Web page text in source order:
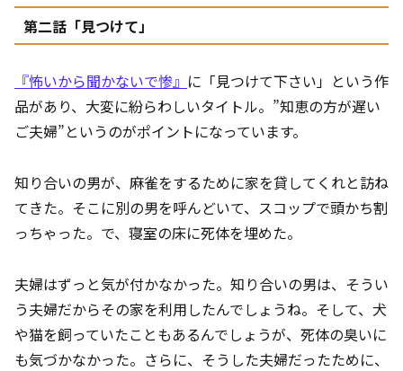
第二話「見つけて」
『怖いから聞かないで惨』 に「見つけて下さい」という作
品があり、大変に紛らわしいタイトル。”知恵の方が遅い
ご夫婦”というのがポイントになっています。
知り合いの男が、麻雀をするために家を貸してくれと訪ね
てきた。そこに別の男を呼んどいて、スコップで頭かち割
っちゃった。で、寝室の床に死体を埋めた。
夫婦はずっと気が付かなかった。知り合いの男は、そうい
う夫婦だからその家を利用したんでしょうね。そして、犬
や猫を飼っていたこともあるんでしょうが、死体の臭いに
も気づかなかった。さらに、そうした夫婦だったために、